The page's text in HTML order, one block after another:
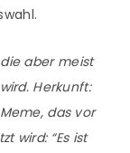
aber meist
Herkunft:
das vor
wird: “Es ist